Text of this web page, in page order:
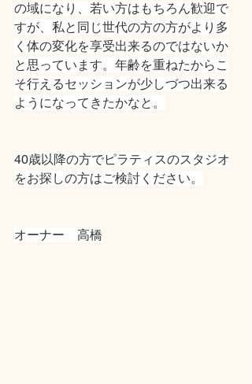
の域になり、若い方はもちろん歓迎で
すが、私と同じ世代の方の方がより多
く体の変化を享受出来るのではないか
と思っています。年齢を重ねたからこ
そ行えるセッションが少しづつ出来る
ようになってきたかなと。
40歳以降の方でピラティスのスタジオ
をお探しの方はご検討ください。
オーナー　高橋